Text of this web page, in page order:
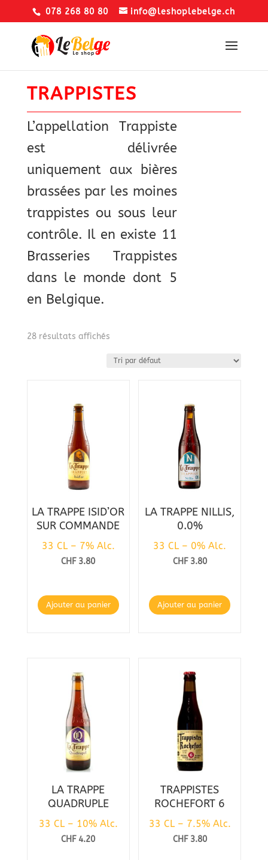
078 268 80 80 info@leshoplebelge.ch
TRAPPISTES
L’appellation Trappiste
est délivrée
uniquement aux bières
brassées par les moines
trappistes ou sous leur
contrôle. Il en existe 11
Brasseries Trappistes
dans le monde dont 5
en Belgique.
28 résultats affichés
LA TRAPPE ISID’OR
SUR COMMANDE
33 CL – 7% Alc.
CHF3.80
Ajouter au panier
LA TRAPPE NILLIS,
0.0%
33 CL – 0% Alc.
CHF3.80
Ajouter au panier
LA TRAPPE
QUADRUPLE
33 CL – 10% Alc.
CHF4.20
TRAPPISTES
ROCHEFORT 6
33 CL – 7.5% Alc.
CHF3.80